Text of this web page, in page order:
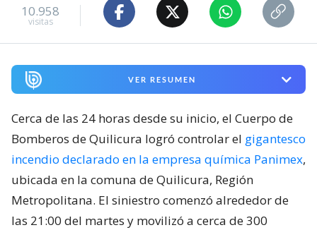
10.958
visitas
VER RESUMEN
Cerca de las 24 horas desde su inicio, el Cuerpo de
Bomberos de Quilicura logró controlar el gigantesco
incendio declarado en la empresa química Panimex,
ubicada en la comuna de Quilicura, Región
Metropolitana. El siniestro comenzó alrededor de
las 21:00 del martes y movilizó a cerca de 300